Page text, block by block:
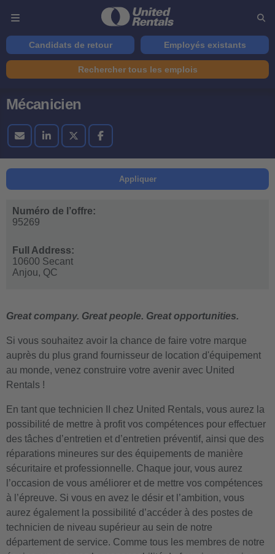
Candidats de retour Employés existants
Rechercher tous les emplois
Mécanicien
Appliquer
Numéro de l’offre:
95269
Full Address:
10600 Secant
Anjou, QC
Great company. Great people. Great opportunities.
Si vous souhaitez avoir la chance de faire votre marque
auprès du plus grand fournisseur de location d'équipement
au monde, venez construire votre avenir avec United
Rentals !
En tant que technicien II chez United Rentals, vous aurez la
possibilité de mettre à profit vos compétences pour effectuer
des tâches d’entretien et d’entretien préventif, ainsi que des
réparations mineures sur des équipements de manière
sécuritaire et professionnelle. Chaque jour, vous aurez
l’occasion de vous améliorer et de mettre vos compétences
à l’épreuve. Si vous en avez le désir et l’ambition, vous
aurez également la possibilité d’accéder à des postes de
technicien de niveau supérieur au sein de notre
département de service. Comme tous les membres de notre